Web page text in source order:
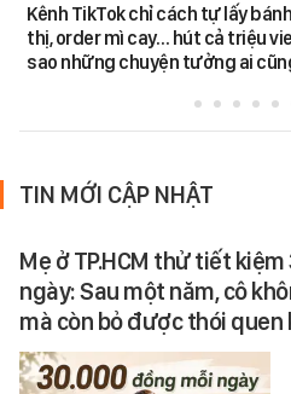
Kênh TikTok chỉ cách tự lấy
thị, order mì cay… hút cả triệu
sao những chuyện tưởng ai
TIN MỚI CẬP NHẬT
Mẹ ở TP.HCM thử tiết
ngày: Sau một năm, cô
mà còn bỏ được thói quen